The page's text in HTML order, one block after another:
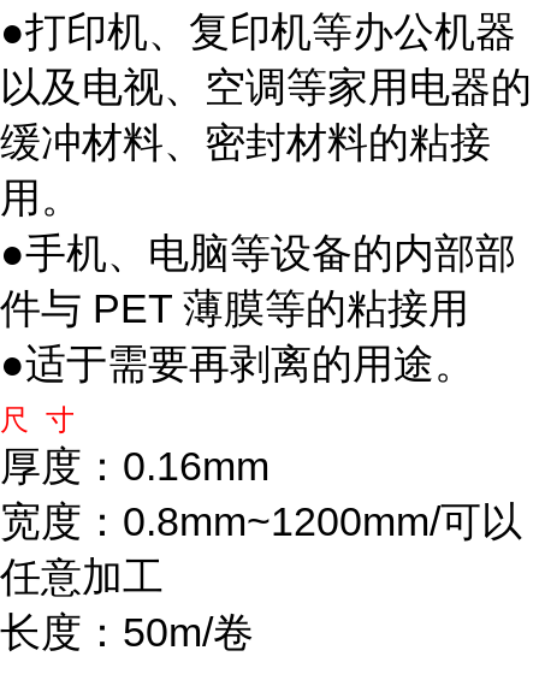
●打印机、复印机等办公机器
以及电视、空调等家用电器的
缓冲材料、密封材料的粘接
用。
●手机、电脑等设备的内部部
件与 PET 薄膜等的粘接用
●适于需要再剥离的用途。
尺 寸
厚度：0.16mm
宽度：0.8mm~1200mm/可以
任意加工
长度：50m/卷